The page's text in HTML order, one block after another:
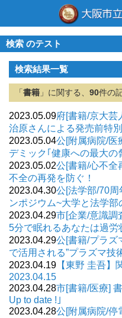
検索 のテスト
検索結果一覧
「 書籍 」に関する、 90件の
2023.05.09府[書籍/京大芸
治原さんによる発売前特
2023.05.04公[附属病院/医
デミック｢健康への最大の
2023.05.02公[書籍/心不全
不全の再発を防ぐ！
2023.04.30公[法学部/70周
ンポジウム~大学と法学
2023.04.29市[企業/意識調
5分で眠れるあなたは過労
2023.04.29公[書籍/プラズ
で活用される”プラズマ技
2023.04.19 【東野 圭吾】
2023.04.15
2023.04.28市[書籍/医療]
Up to date !｣
2023.04.28公[附属病院/停